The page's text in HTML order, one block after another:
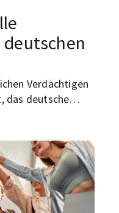
Verdächtigen
das deutsche
Zwischen
es
kurz denkt:
ernsthaft